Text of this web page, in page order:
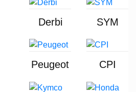
Derbi SYM
Peugeot CPI